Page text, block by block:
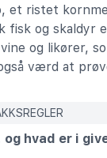
et ristet
fisk og skaldyr
og likører,
værd at
og hvad er i